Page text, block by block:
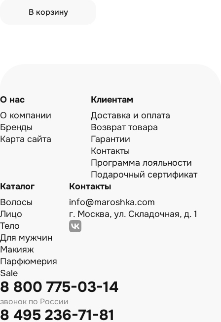
В корзину
О нас
О компании
Бренды
Карта сайта
Клиентам
Доставка и оплата
Возврат товара
Гарантии
Контакты
Программа лояльности
Подарочный сертификат
Каталог
Волосы
Лицо
Тело
Для мужчин
Макияж
Парфюмерия
Sale
Контакты
info@maroshka.com
г. Москва, ул. Складочная, д. 1
8 800 775-03-14
звонок по России
8 495 236-71-81